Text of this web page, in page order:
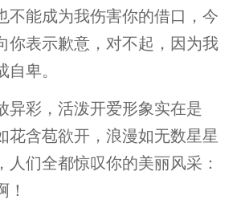
不能成为我伤害你的借口，今
你表示歉意，对不起，因为我
卑。
异彩，活泼开爱形象实在是
花含苞欲开，浪漫如无数星星
人们全都惊叹你的美丽风采：